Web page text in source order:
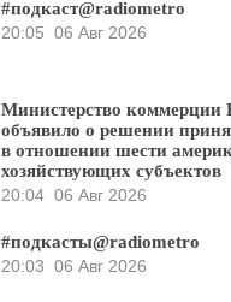
#подкаст@radiometro
20:05 06 Авг 2026
Министерство коммерции
объявило о решении
в отношении шести
хозяйствующих субъектов
20:04 06 Авг 2026
#подкасты@radiometro
20:03 06 Авг 2026